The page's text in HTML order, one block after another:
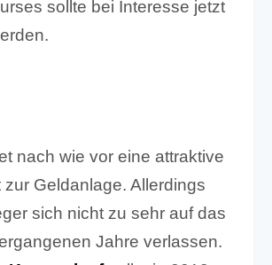
sollte bei Interesse jetzt
nach wie vor eine attraktive
zur Geldanlage. Allerdings
sich nicht zu sehr auf das
Jahre verlassen.